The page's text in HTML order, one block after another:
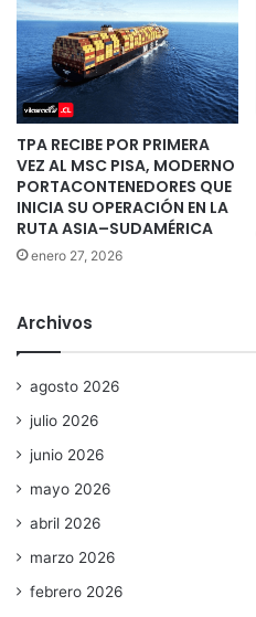
TPA RECIBE POR PRIMERA
VEZ AL MSC PISA, MODERNO
PORTACONTENEDORES QUE
INICIA SU OPERACIÓN EN LA
RUTA ASIA–SUDAMÉRICA
enero 27, 2026
Archivos
agosto 2026
julio 2026
junio 2026
mayo 2026
abril 2026
marzo 2026
febrero 2026